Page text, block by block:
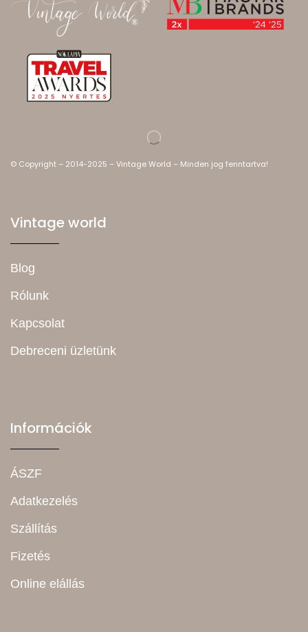
© Copyright – 2014-2025 – Vintage World – Minden jog fenntartva!
Vintage world
Blog
Rólunk
Kapcsolat
Debreceni üzletünk
Információk
ÁSZF
Adatkezelés
Szállítás
Fizetés
Online elállás